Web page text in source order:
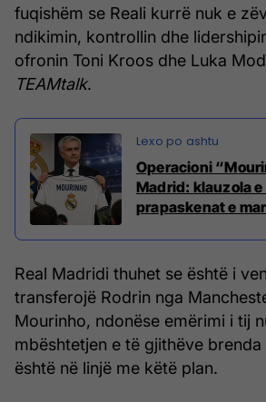
fuqishëm se Reali kurrë nuk e
ndikimin, kontrollin dhe
ofronin Toni Kroos dhe Luka
TEAMtalk.
Operacioni
Madrid: klauzola
prapaskenat e
Real Madridi thuhet se është i
transferojë Rodrin nga
Mourinho, ndonëse emërimi i tij
mbështetjen e të gjithëve
është në linjë me këtë plan.